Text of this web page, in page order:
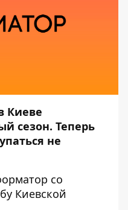
Киеве
сезон. Теперь
не
со
Киевской